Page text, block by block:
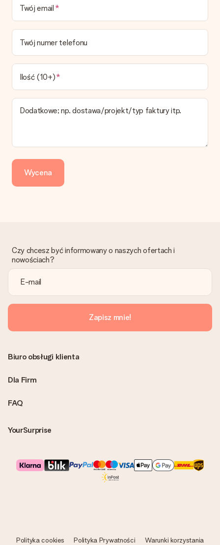
datę doręczenia w momencie składania zamówienia.
Jaki jest czas dostawy i kiedy otrzymam mój prezent?
Przewidywany czas dostawy można znaleźć na stronie
produktu.
Jakie opcje dostawy mogę wybrać?
W koszyku zamówień mamy kilka opcji dostawy. Termin
pokazany na stronie produktu odnosi się do najtańszej i
najwolniejszej formy wysyłki.
Zapłata
Dotpay, karta kredytowa, lub przelew bankowy. W przypadku
dni przedłużenia dostawy - kwota musi zostać zaksięgowana,
aby zamówienie trafiło do produkcji. Robiąc przelew, należy
wybrać Przelew Krajowy Europejski.
Czy faktura jest wysyłana razem z zamówieniem?
Żaden rachunek lub faktura nie jest wysyłany z zamówieniem.
Możesz ją również znaleźć na koncie MySurprise. Dzięki temu
możesz wysłać prezent bezpośrednio do odbiorcy, co będzie
prawdziwą niespodzianką!
Twój email
Twój numer telefonu
Ilość (10+)
Dodatkowe; np. dostawa/projekt/typ faktury itp.
Wycena
Czy chcesz być informowany o naszych ofertach i
nowościach?
Zapisz mnie!
FAQ
YourSurprise
Biuro obsługi klienta
Dla Firm
Polityka cookies Polityka Prywatności
Warunki korzystania